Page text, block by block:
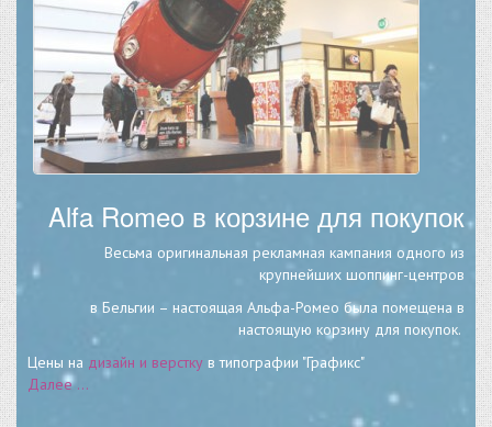
Alfa Romeo в корзине для покупок
Весьма оригинальная рекламная кампания одного из
крупнейших шоппинг-центров
в Бельгии – настоящая Альфа-Ромео была помещена в
настоящую корзину для покупок.
Цены на дизайн и верстку в типографии "Графикс"
Далее ...